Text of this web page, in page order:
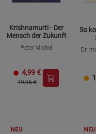
Krishnamurti - Der
Mensch der Zukunft
Peter Michel
4,99 €
19,95 €
So
Dr.
NEU NEU